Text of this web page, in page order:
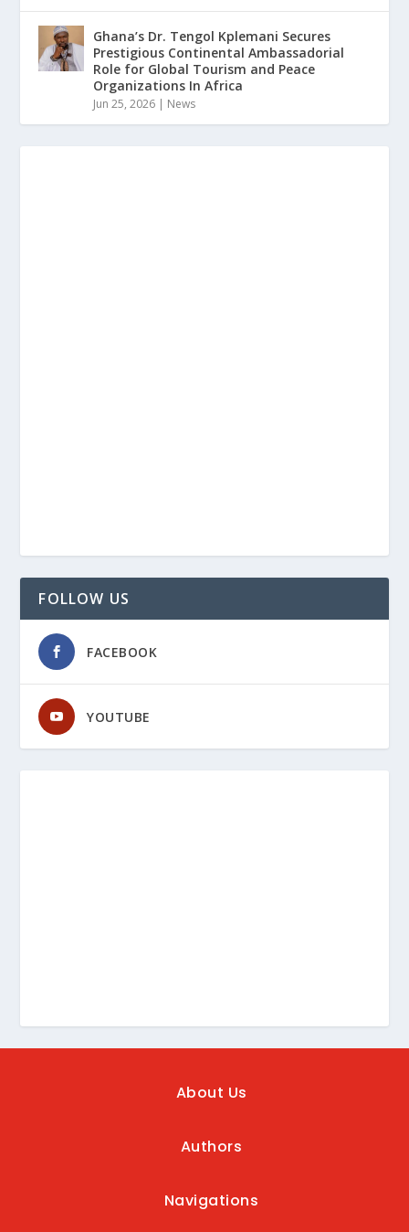
Ghana’s Dr. Tengol Kplemani Secures
Prestigious Continental Ambassadorial
Role for Global Tourism and Peace
Organizations In Africa
Jun 25, 2026 | News
FOLLOW US
FACEBOOK
YOUTUBE
About Us
Authors
Navigations